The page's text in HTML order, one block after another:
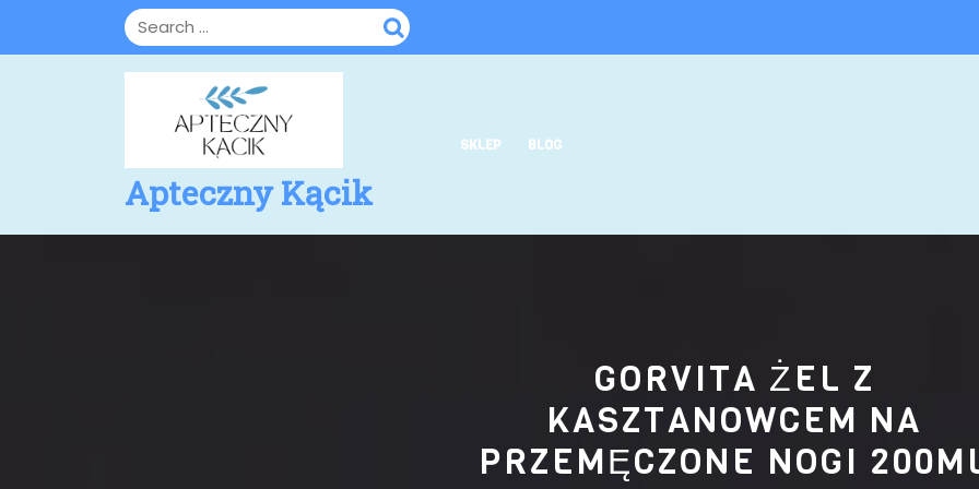
content
Apteczny Kącik
SKLEP BLOG
GORVITA ŻEL Z
KASZTANOWCEM NA
PRZEMĘCZONE NOGI